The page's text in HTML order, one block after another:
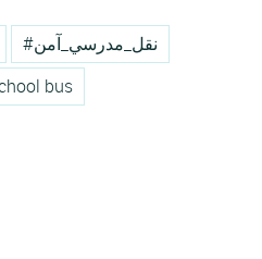
#نقل_مدرسي_آمن
bus